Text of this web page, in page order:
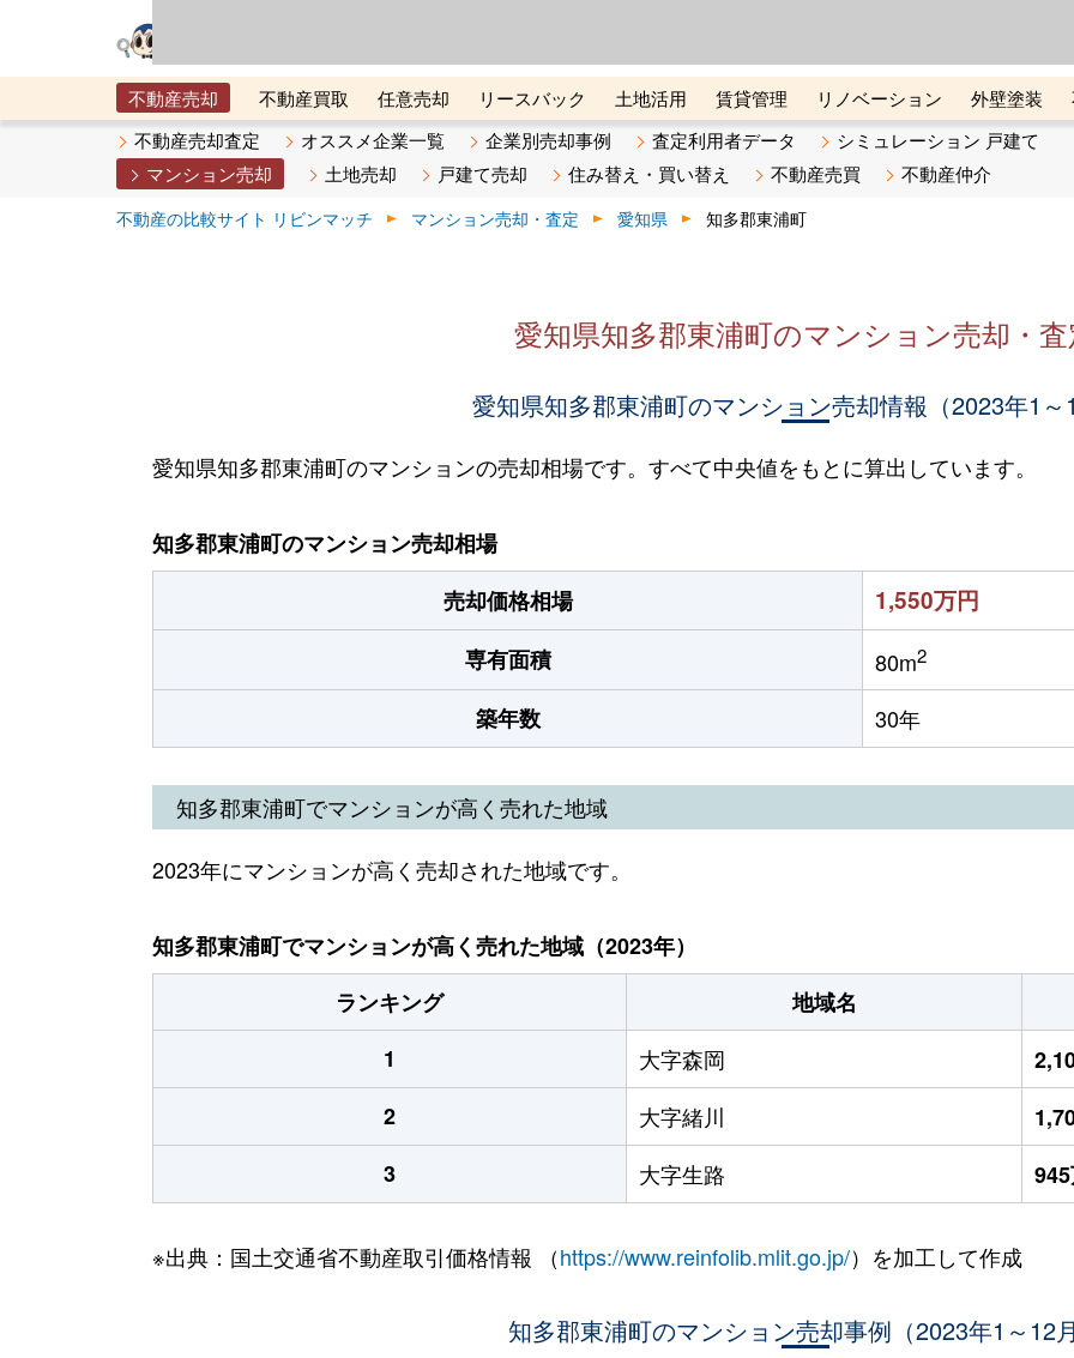
不動産売却 不動産買取 任意売却 リースバック 土地活用 賃貸管理 リノベーション 外壁塗装
メタ住宅展示場
ベスト不動産カンパニー オンライン講座 リビンマガジンBiz 不動産売却ご相談デスク
不動産売却査定 オススメ企業一覧 企業別売却事例 査定利用者データ
シミュレーション 戸建て
マンション売却
土地売却 戸建て売却 住み替え・買い替え 不動産売買 不動産仲介
不動産の比較サイト リビンマッチ マンション売却・査定 愛知県 知多郡東浦町
愛知県知多郡東浦町のマンション売却・
愛知県知多郡東浦町のマンション売却情報（2023年1～
愛知県知多郡東浦町のマンションの売却相場です。すべて中央値をもとに算出しています。
知多郡東浦町のマンション売却相場
売却価格相場
1,550万円
専有面積 80m2
築年数 30年
知多郡東浦町でマンションが高く売れた地域
2023年にマンションが高く売却された地域です。
知多郡東浦町でマンションが高く売れた地域（2023年）
ランキング
地域名
1
大字森岡
2
大字緒川
3
大字生路
※出典：国土交通省不動産取引価格情報 （https://www.reinfolib.mlit.go.jp/）を加工して作成
知多郡東浦町のマンション売却事例（2023年1～12